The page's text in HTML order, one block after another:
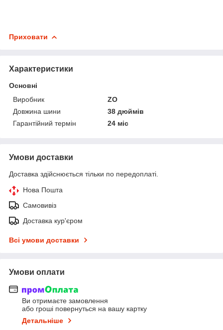
Приховати
Характеристики
Основні
Виробник
ZO
Довжина шини
38 дюймів
Гарантійний термін
24 міс
Умови доставки
Доставка здійснюється тільки по передоплаті.
Нова Пошта
Самовивіз
Доставка кур'єром
Всі умови доставки
Умови оплати
Ви отримаєте замовлення
або гроші повернуться на вашу картку
Детальніше